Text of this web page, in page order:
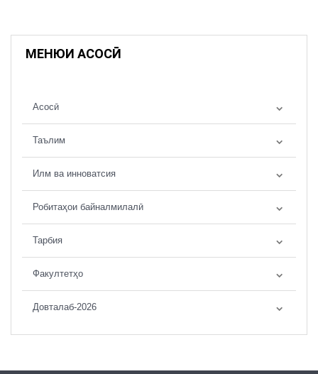
МЕНЮИ АСОСӢ
Асосӣ
Таълим
Илм ва инноватсия
Робитаҳои байналмилалӣ
Тарбия
Факултетҳо
Довталаб-2026